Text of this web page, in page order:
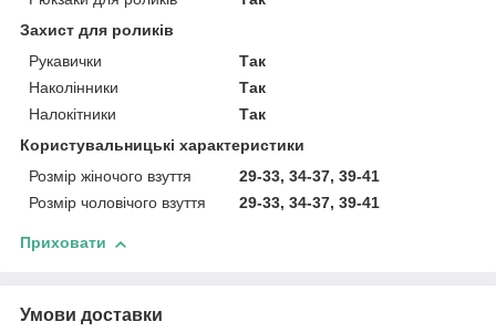
Захист для роликів
Рукавички
Так
Наколінники
Так
Налокітники
Так
Користувальницькі характеристики
Розмір жіночого взуття
29-33, 34-37, 39-41
Розмір чоловічого взуття
29-33, 34-37, 39-41
Приховати
Умови доставки